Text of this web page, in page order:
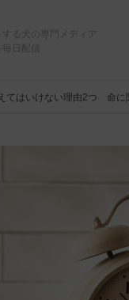
る犬の専門メディア
日配信
てはいけない理由2つ 命